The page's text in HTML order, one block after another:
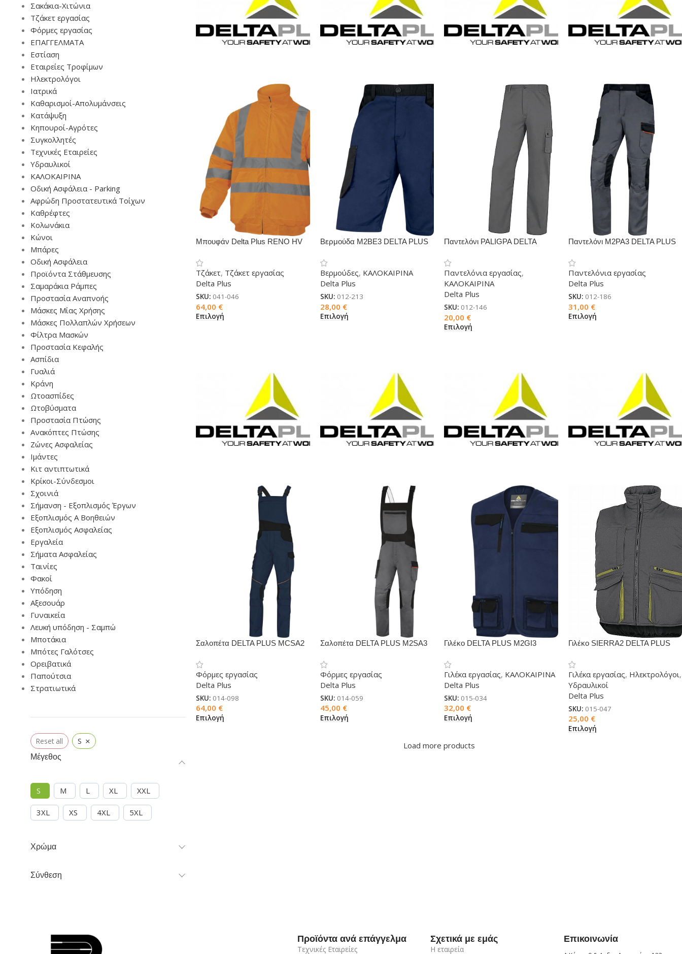
Σακάκια-Χιτώνια
Τζάκετ εργασίας
Φόρμες εργασίας
ΕΠΑΓΓΕΛΜΑΤΑ
Εστίαση
Εταιρείες Τροφίμων
Ηλεκτρολόγοι
Ιατρικά
Καθαρισμοί-Απολυμάνσεις
Κατάψυξη
Κηπουροί-Αγρότες
Συγκολλητές
Τεχνικές Εταιρείες
Υδραυλικοί
ΚΑΛΟΚΑΙΡΙΝΑ
Οδική Ασφάλεια - Parking
Αφρώδη Προστατευτικά Τοίχων
Καθρέφτες
Κολωνάκια
Κώνοι
Μπάρες
Οδική Ασφάλεια
Προϊόντα Στάθμευσης
Σαμαράκια Ράμπες
Προστασία Αναπνοής
Μάσκες Μίας Χρήσης
Μάσκες Πολλαπλών Χρήσεων
Φίλτρα Μασκών
Προστασία Κεφαλής
Ασπίδια
Γυαλιά
Κράνη
Ωτοασπίδες
Ωτοβύσματα
Προστασία Πτώσης
Ανακόπτες Πτώσης
Ζώνες Ασφαλείας
Ιμάντες
Κιτ αντιπτωτικά
Κρίκοι-Σύνδεσμοι
Σχοινιά
Σήμανση - Εξοπλισμός Έργων
Εξοπλισμός Α Βοηθειών
Εξοπλισμός Ασφαλείας
Εργαλεία
Σήματα Ασφαλείας
Ταινίες
Φακοί
Υπόδηση
Αξεσουάρ
Γυναικεία
Λευκή υπόδηση - Σαμπώ
Μποτάκια
Μπότες Γαλότσες
Ορειβατικά
Παπούτσια
Στρατιωτικά
Reset all S ×
Μέγεθος
S M L XL XXL
3XL XS 4XL 5XL
Χρώμα
Σύνθεση
Μπουφάν Delta Plus RENO HV
Τζάκετ, Τζάκετ εργασίας
Delta Plus
SKU: 041-046
64,00 €
Επιλογή
Βερμούδα M2BE3 DELTA PLUS
Βερμούδες, ΚΑΛΟΚΑΙΡΙΝΑ
Delta Plus
SKU: 012-213
28,00 €
Επιλογή
Παντελόνι PALIGPA DELTA
Παντελόνια εργασίας,
ΚΑΛΟΚΑΙΡΙΝΑ
Delta Plus
SKU: 012-146
20,00 €
Επιλογή
Παντελόνι M2PA3 DELTA PLUS
Παντελόνια εργασίας
Delta Plus
SKU: 012-186
31,00 €
Επιλογή
Σαλοπέτα DELTA PLUS MCSA2
Φόρμες εργασίας
Delta Plus
SKU: 014-098
64,00 €
Επιλογή
Σαλοπέτα DELTA PLUS M2SA3
Φόρμες εργασίας
Delta Plus
SKU: 014-059
45,00 €
Επιλογή
Γιλέκo DELTA PLUS M2GI3
Γιλέκα εργασίας, ΚΑΛΟΚΑΙΡΙΝΑ
Delta Plus
SKU: 015-034
32,00 €
Επιλογή
Γιλέκo SIERRA2 DELTA PLUS
Γιλέκα εργασίας, Ηλεκτρολόγοι,
Υδραυλικοί
Delta Plus
SKU: 015-047
25,00 €
Επιλογή
Load more products
Προϊόντα ανά επάγγελμα
Τεχνικές Εταιρείες
Σχετικά με εμάς
Η εταιρεία
Επικοινωνία